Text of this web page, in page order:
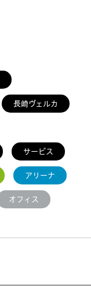
長崎ヴェルカ
サービス
アリーナ
オフィス